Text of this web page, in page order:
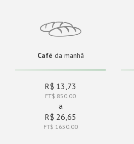
Café da manhã
R$ 13,73
FT$ 850.00
a
R$ 26,65
FT$ 1650.00